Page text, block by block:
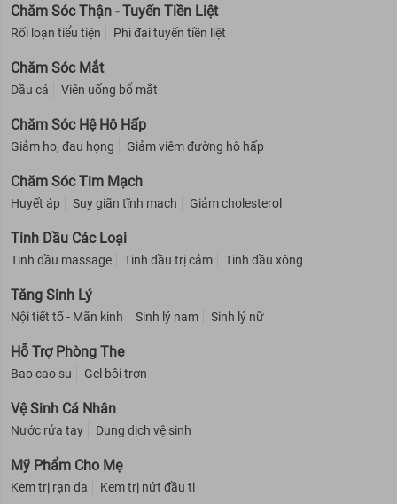
Chăm Sóc Thận - Tuyến Tiền Liệt
Rối loạn tiểu tiện Phì đại tuyến tiền liệt
Chăm Sóc Mắt
Dầu cá Viên uống bổ mắt
Chăm Sóc Hệ Hô Hấp
Giảm ho, đau họng Giảm viêm đường hô hấp
Chăm Sóc Tim Mạch
Huyết áp Suy giãn tĩnh mạch Giảm cholesterol
Tinh Dầu Các Loại
Tinh dầu massage Tinh dầu trị cảm Tinh dầu xông
Tăng Sinh Lý
Nội tiết tố - Mãn kinh Sinh lý nam Sinh lý nữ
Hỗ Trợ Phòng The
Bao cao su Gel bôi trơn
Vệ Sinh Cá Nhân
Nước rửa tay Dung dịch vệ sinh
Mỹ Phẩm Cho Mẹ
Kem trị rạn da Kem trị nứt đầu ti